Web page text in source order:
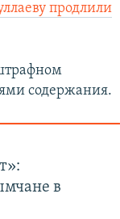
продлили
содержания.
в